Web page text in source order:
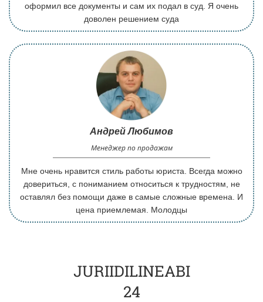
оформил все документы и сам их подал в суд. Я очень
доволен решением суда
Андрей Любимов
Менеджер по продажам
Мне очень нравится стиль работы юриста. Всегда можно
довериться, с пониманием относиться к трудностям, не
оставлял без помощи даже в самые сложные времена. И
цена приемлемая. Молодцы
JURIIDILINEABI
24